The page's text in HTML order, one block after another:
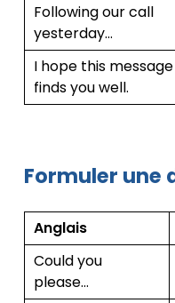
Following our call
yesterday…
I hope this message
finds you well.
Formuler une
Anglais
Could you
please…